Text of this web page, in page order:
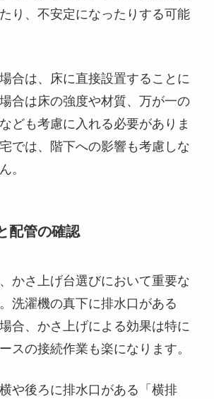
り、不安定になったりする可能
合は、床に直接設置することに
合は床の強度や材質、万が一の
ども考慮に入れる必要がありま
では、階下への影響も考慮しな
。
配管の確認
かさ上げ台選びにおいて重要な
洗濯機の真下に排水口がある
合、かさ上げによる効果は特に
スの接続作業も楽になります。
や後ろに排水口がある「横排